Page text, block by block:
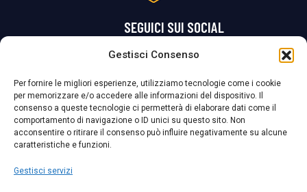
Gestisci Consenso
Per fornire le migliori esperienze, utilizziamo tecnologie come i cookie
per memorizzare e/o accedere alle informazioni del dispositivo. Il
consenso a queste tecnologie ci permetterà di elaborare dati come il
comportamento di navigazione o ID unici su questo sito. Non
acconsentire o ritirare il consenso può influire negativamente su alcune
caratteristiche e funzioni.
Gestisci servizi
SEGUICI SUI SOCIAL
La Società ha nominato il Responsabile della Protezione dei Dati Personali (DPO), figura specializzata che vigila sulle modalità adottate dalla
nostra Società per tutelare i Suoi dati personali.